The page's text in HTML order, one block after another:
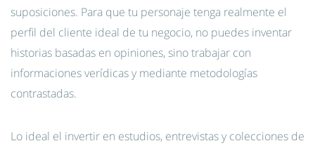
suposiciones. Para que tu personaje tenga realmente el
perfil del cliente ideal de tu negocio, no puedes inventar
historias basadas en opiniones,sino trabajar con
informaciones verídicas y mediante metodologías
contrastadas.
Lo ideal el invertir en estudios, entrevistas y colecciones de